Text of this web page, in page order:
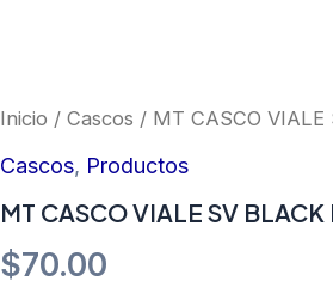
Inicio / Cascos / MT CASCO VIALE
Cascos, Productos
MT CASCO VIALE SV BLACK
$70.00